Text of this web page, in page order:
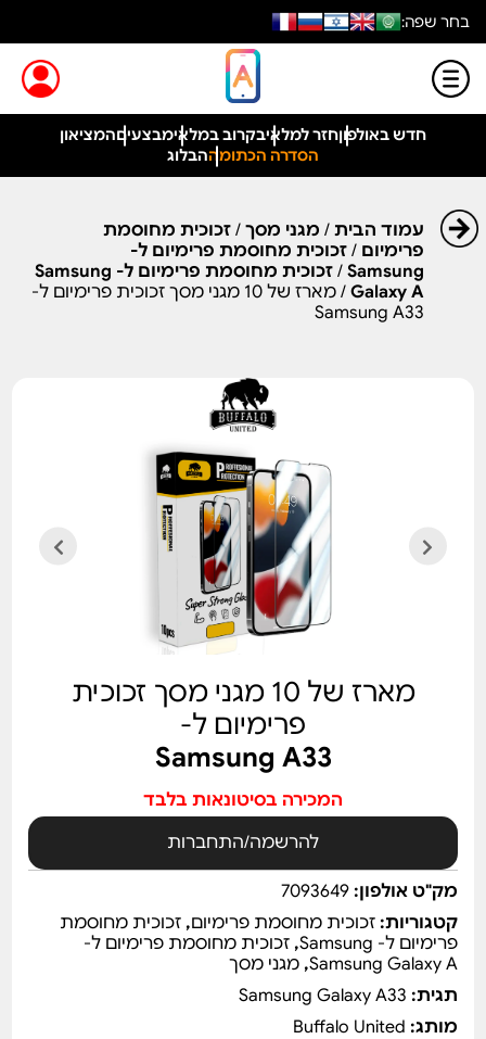
בחר שפה:
חדש באולפוןחזר למלאיבקרוב במלאימבצעיםהמציאון
הסדרה הכתומההבלוג
עמוד הבית/ מגני מסך/ זכוכית מחוסמת
פרימיום / זכוכית מחוסמת פרימיום ל-
Samsung
/
זכוכית מחוסמת פרימיום ל- Samsung
Galaxy A
/ מארז של 10 מגני מסך זכוכית פרימיום ל-
Samsung A33
מארז של 10 מגני מסך זכוכית
פרימיום ל-
Samsung A33
המכירה בסיטונאות בלבד
להרשמה/התחברות
מק"ט אולפון:7093649
קטגוריות:זכוכית מחוסמת פרימיום,זכוכית מחוסמת
פרימיום ל- Samsung
,זכוכית מחוסמת פרימיום ל-
Samsung Galaxy A
,מגני מסך
תגית: Samsung Galaxy A33
מותג: Buffalo United